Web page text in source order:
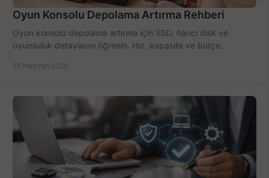
Oyun Konsolu Depolama Artırma Rehberi
Oyun konsolu depolama artırma için SSD, harici disk ve
uyumluluk detaylarını öğrenin. Hız, kapasite ve bütçe
28 Haziran 2026